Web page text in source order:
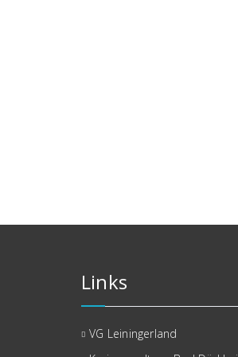
Links
VG Leiningerland